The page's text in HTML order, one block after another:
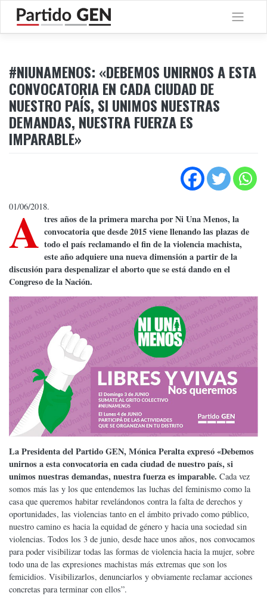
contenido
#NIUNAMENOS: «DEBEMOS UNIRNOS A ESTA
CONVOCATORIA EN CADA CIUDAD DE
NUESTRO PAÍS, SI UNIMOS NUESTRAS
DEMANDAS, NUESTRA FUERZA ES
IMPARABLE»
01/06/2018.
A tres años de la primera marcha por Ni Una Menos, la
convocatoria que desde 2015 viene llenando las plazas de
todo el país reclamando el fin de la violencia machista,
este año adquiere una nueva dimensión a partir de la
discusión para despenalizar el aborto que se está dando en el
Congreso de la Nación.
La Presidenta del Partido GEN, Mónica Peralta expresó «Debemos
unirnos a esta convocatoria en cada ciudad de nuestro país, si
unimos nuestras demandas, nuestra fuerza es imparable. Cada vez
somos más las y los que entendemos las luchas del feminismo como la
casa que queremos habitar revelándonos contra la falta de derechos y
oportunidades, las violencias tanto en el ámbito privado como público,
nuestro camino es hacia la equidad de género y hacia una sociedad sin
violencias. Todos los 3 de junio, desde hace unos años, nos convocamos
para poder visibilizar todas las formas de violencia hacia la mujer, sobre
todo una de las expresiones machistas más extremas que son los
femicidios. Visibilizarlos, denunciarlos y obviamente reclamar acciones
concretas para terminar con ellos”.